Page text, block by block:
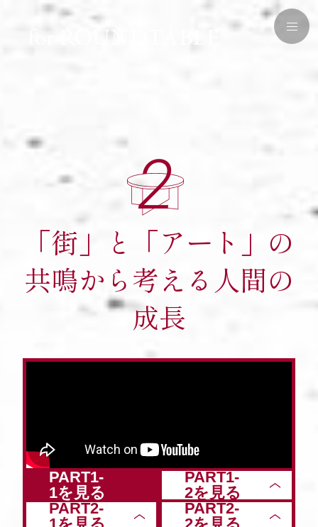
2
「街」と「アート」の
共鳴から考える人間の
成長
PART1-
1を見る
PART1-
2を見る
PART2-
PART2-